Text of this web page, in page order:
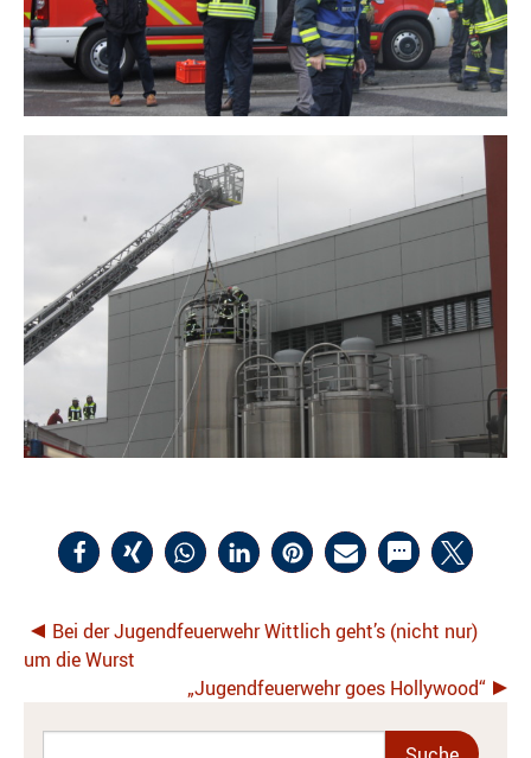
Bei der Jugendfeuerwehr Wittlich geht’s (nicht nur)
um die Wurst
„Jugendfeuerwehr goes Hollywood“